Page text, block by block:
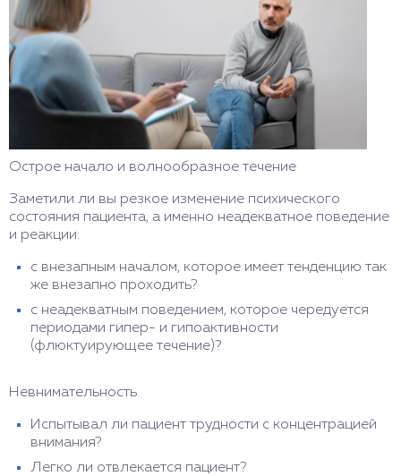
Острое начало и волнообразное течение
Заметили ли вы резкое изменение психического
состояния пациента, а именно неадекватное поведение
и реакции:
с внезапным началом, которое имеет тенденцию так
же внезапно проходить?
с неадекватным поведением, которое чередуется
периодами гипер- и гипоактивности
(флюктуирующее течение)?
Невнимательность
Испытывал ли пациент трудности с концентрацией
внимания?
Легко ли отвлекается пациент?